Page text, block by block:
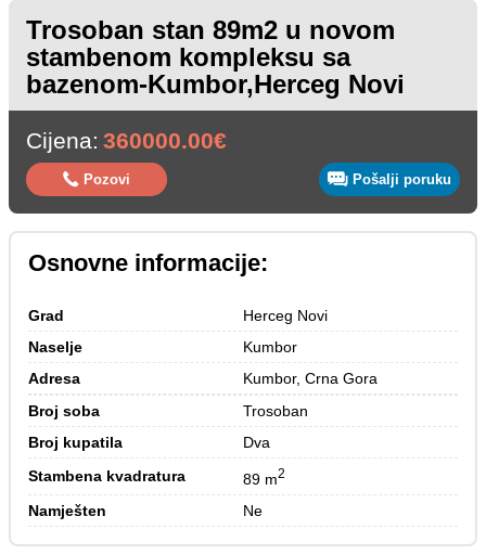
Trosoban stan 89m2 u novom
stambenom kompleksu sa
bazenom-Kumbor,Herceg Novi
Cijena: 360000.00€
Pozovi Pošalji poruku
Osnovne informacije:
Grad
Herceg Novi
Naselje
Kumbor
Adresa
Kumbor, Crna Gora
Broj soba
Trosoban
Broj kupatila
Dva
Stambena kvadratura
89 m2
Namješten Ne